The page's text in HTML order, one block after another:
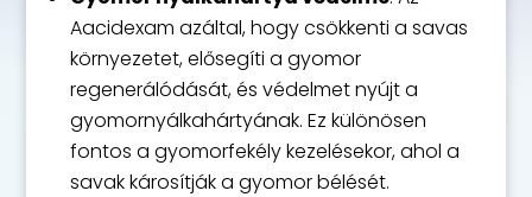
Aacidexam azáltal, hogy csökkenti a savas
környezetet, elősegíti a gyomor
regenerálódását, és védelmet nyújt a
gyomornyálkahártyának. Ez különösen
fontos a gyomorfekély kezelésekor, ahol a
savak károsítják a gyomor bélését.